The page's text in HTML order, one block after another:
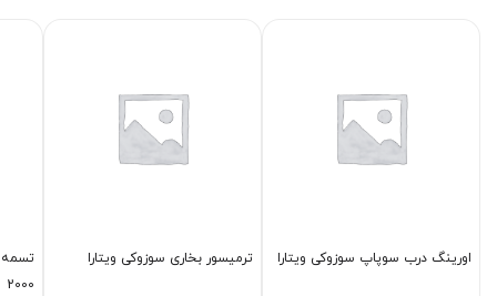
اورینگ درب سوپاپ سوزوکی ویتارا ترمیسور بخاری سوزوکی ویتارا
تسمه
2000